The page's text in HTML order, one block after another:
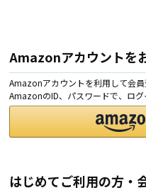
Amazonアカウントを
Amazonアカウントを利用して会員
AmazonのID、パスワードで、ログ
はじめてご利用の方・